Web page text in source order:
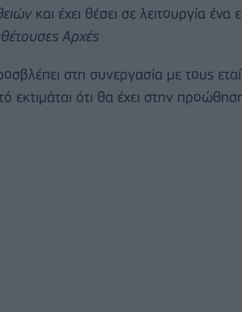
και έχει θέσει σε λειτουργία ένα
Αρχές
στη συνεργασία με τους
εκτιμάται ότι θα έχει στην